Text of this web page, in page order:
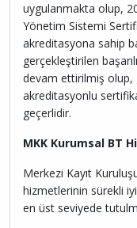
uygulanmakta olup,
Yönetim Sistemi
akreditasyona sahip
gerçekleştirilen
devam ettirilmiş olup,
akreditasyonlu
geçerlidir.
MKK Kurumsal BT
Merkezi Kayıt
hizmetlerinin sürekli
en üst seviyede